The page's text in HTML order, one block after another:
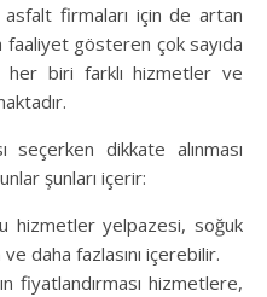
firmaları için de artan
faaliyet gösteren çok sayıda
her biri farklı hizmetler ve
seçerken dikkate alınması
şunları içerir:
hizmetler yelpazesi, soğuk
daha fazlasını içerebilir.
fiyatlandırması hizmetlere,